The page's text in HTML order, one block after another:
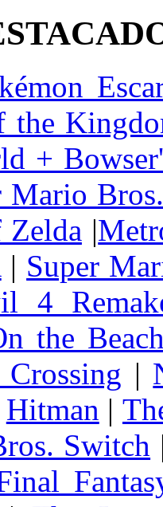
the
+
Mario
Zelda |
| Super
4
the
|
Hitman |
Switch